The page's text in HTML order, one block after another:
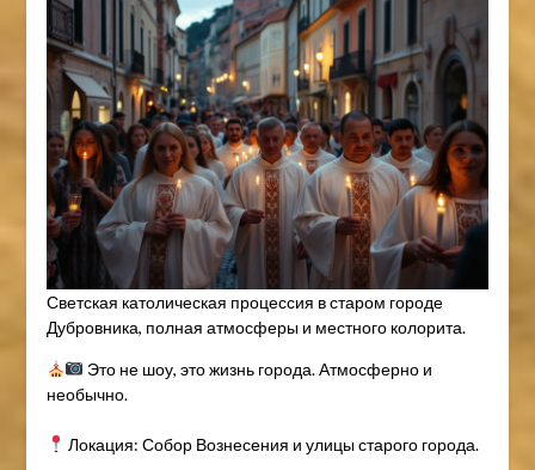
Светская католическая процессия в старом городе
Дубровника, полная атмосферы и местного колорита.
Это не шоу, это жизнь города. Атмосферно и
необычно.
Локация: Собор Вознесения и улицы старого города.